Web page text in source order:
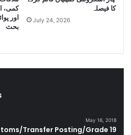
کمی،
اور
بحث
کا فیصلہ
July 24, 2026
May 16, 2018
Transfer Posting/Grade 19